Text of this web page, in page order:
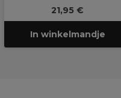
21,95 €
In winkelmandje